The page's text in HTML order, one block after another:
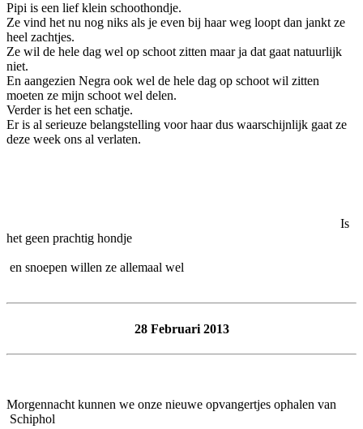
Pipi is een lief klein schoothondje.
Ze vind het nu nog niks als je even bij haar weg loopt dan jankt ze
heel zachtjes.
Ze wil de hele dag wel op schoot zitten maar ja dat gaat natuurlijk
niet.
En aangezien Negra ook wel de hele dag op schoot wil zitten
moeten ze mijn schoot wel delen.
Verder is het een schatje.
Er is al serieuze belangstelling voor haar dus waarschijnlijk gaat ze
deze week ons al verlaten.
Is
het geen prachtig hondje
en snoepen willen ze allemaal wel
28 Februari 2013
Morgennacht kunnen we onze nieuwe opvangertjes ophalen van
Schiphol